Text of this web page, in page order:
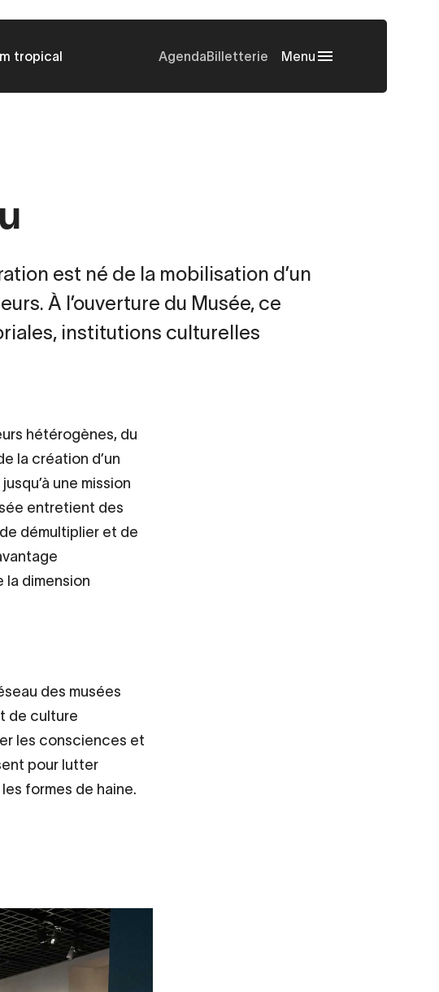
tropical AgendaBilletterie Menu
est né de la mobilisation d’un
À l’ouverture du Musée, ce
institutions culturelles
hétérogènes, du
la création d’un
une mission
entretient des
démultiplier et de
la dimension
des musées
de culture
les consciences et
pour lutter
formes de haine.